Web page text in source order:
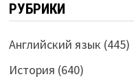
РУБРИКИ
Английский язык (445)
История (640)